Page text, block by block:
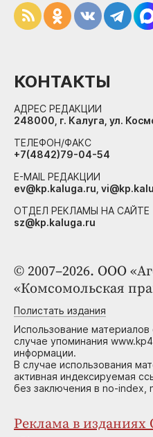
© 2007–2026. ООО
«Комсомольская
Полистать издания
Использование
случае упоминания
информации.
В случае использования
активная индексируемая
без заключения в no-index,
Реклама в изданиях
КОНТАКТЫ
АДРЕС РЕДАКЦИИ
248000, г. Калуга, ул.
ТЕЛЕФОН/ФАКС
+7(4842)79-04-54
E-MAIL РЕДАКЦИИ
ev@kp.kaluga.ru,
ОТДЕЛ РЕКЛАМЫ НА САЙТЕ
sz@kp.kaluga.ru